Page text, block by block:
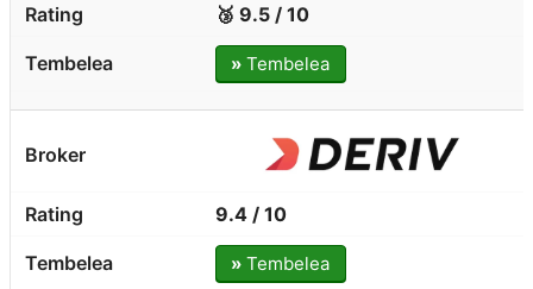
🥉 9.5 / 10
» Tembelea
9.4 / 10
» Tembelea